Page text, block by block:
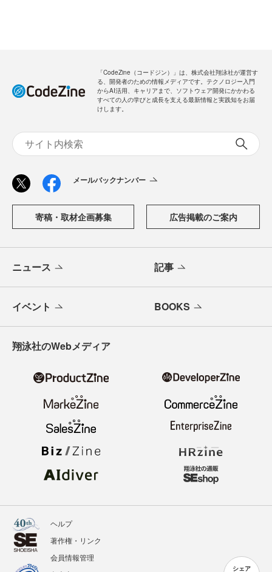
シェア
「CodeZine（コードジン）」は、株式会社翔泳社が運営す
る、開発者のための情報メディアです。テクノロジー入門
からAI活用、キャリアまで、ソフトウェア開発にかかわる
すべての人の学びと成長を支える最新情報と実践知をお届
けします。
メールバックナンバー
寄稿・取材企画募集 広告掲載のご案内
ニュース 記事
イベント BOOKS
翔泳社のWebメディア
ヘルプ
著作権・リンク
会員情報管理